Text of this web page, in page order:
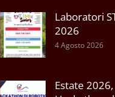
Laboratori
2026
4 Agosto 2026
Estate